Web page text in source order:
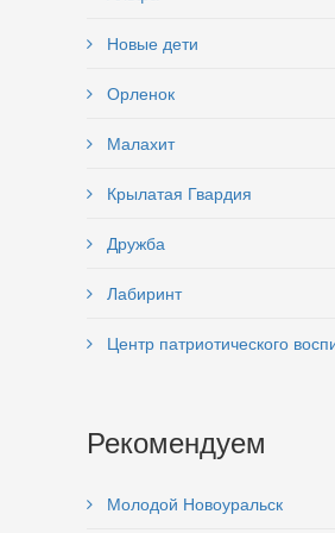
Новые дети
Орленок
Малахит
Крылатая Гвардия
Дружба
Лабиринт
Центр патриотического
Рекомендуем
Молодой Новоуральск